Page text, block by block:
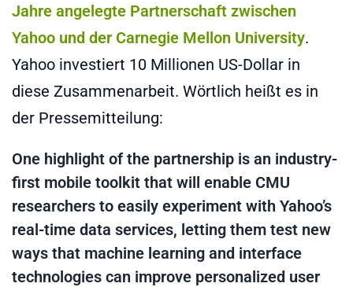
Jahre angelegte Partnerschaft zwischen
Yahoo und der Carnegie Mellon University.
Yahoo investiert 10 Millionen US-Dollar in
diese Zusammenarbeit. Wörtlich heißt es in
der Pressemitteilung:
One highlight of the partnership is an industry-
first mobile toolkit that will enable CMU
researchers to easily experiment with Yahoo’s
real-time data services, letting them test new
ways that machine learning and interface
technologies can improve personalized user